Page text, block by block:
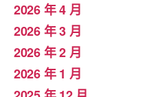
2026 年 4 月
2026 年 3 月
2026 年 2 月
2026 年 1 月